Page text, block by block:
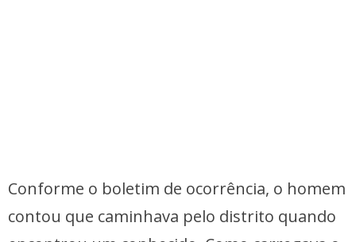
Conforme o boletim de ocorrência, o homem
contou que caminhava pelo distrito quando